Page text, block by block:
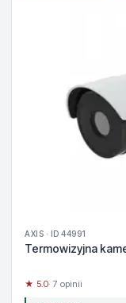
AXIS · ID 44991
Termowizyjna
★ 5.0· 7 opinii